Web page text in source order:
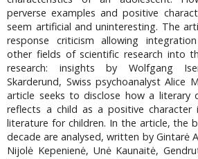
perverse examples and positive
seem artificial and uninteresting. The
response criticism allowing
other fields of scientific research into
research: insights by Wolfgang
Skarderund, Swiss psychoanalyst Alice
article seeks to disclose how a literary
reflects a child as a positive character
literature for children. In the article, the
decade are analysed, written by Gintarė
Nijolė Kepenienė, Unė Kaunaitė,